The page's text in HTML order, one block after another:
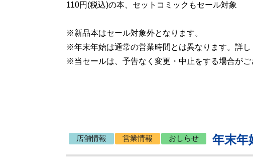
110円(税込)の本、セットコミックもセール対象
※新品本はセール対象外となります。
※年末年始は通常の営業時間とは異なります。詳し
※当セールは、予告なく変更・中止をする場合がご
店舗情報 営業情報 おしらせ 年末年